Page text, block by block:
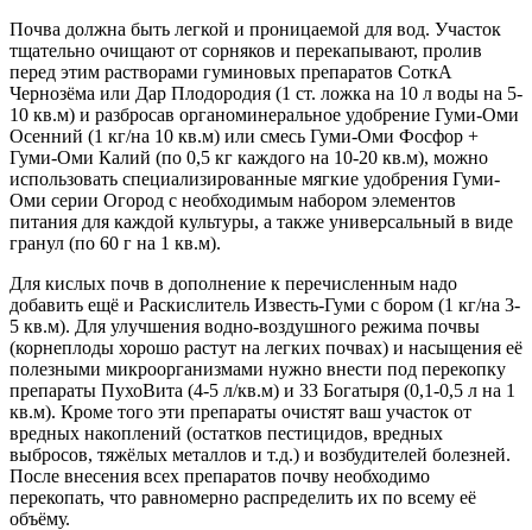
Почва должна быть легкой и проницаемой для вод. Участок
тщательно очищают от сорняков и перекапывают, пролив
перед этим растворами гуминовых препаратов СоткА
Чернозёма или Дар Плодородия (1 ст. ложка на 10 л воды на 5-
10 кв.м) и разбросав органоминеральное удобрение Гуми-Оми
Осенний (1 кг/на 10 кв.м) или смесь Гуми-Оми Фосфор +
Гуми-Оми Калий (по 0,5 кг каждого на 10-20 кв.м), можно
использовать специализированные мягкие удобрения Гуми-
Оми серии Огород с необходимым набором элементов
питания для каждой культуры, а также универсальный в виде
гранул (по 60 г на 1 кв.м).
Для кислых почв в дополнение к перечисленным надо
добавить ещё и Раскислитель Известь-Гуми с бором (1 кг/на 3-
5 кв.м). Для улучшения водно-воздушного режима почвы
(корнеплоды хорошо растут на легких почвах) и насыщения её
полезными микроорганизмами нужно внести под перекопку
препараты ПухоВита (4-5 л/кв.м) и 33 Богатыря (0,1-0,5 л на 1
кв.м). Кроме того эти препараты очистят ваш участок от
вредных накоплений (остатков пестицидов, вредных
выбросов, тяжёлых металлов и т.д.) и возбудителей болезней.
После внесения всех препаратов почву необходимо
перекопать, что равномерно распределить их по всему её
объёму.